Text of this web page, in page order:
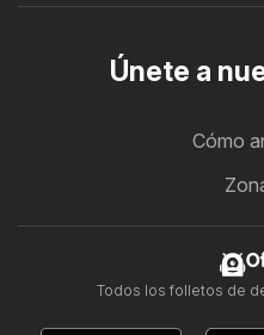
Únete a
Cómo
Todos los folletos de